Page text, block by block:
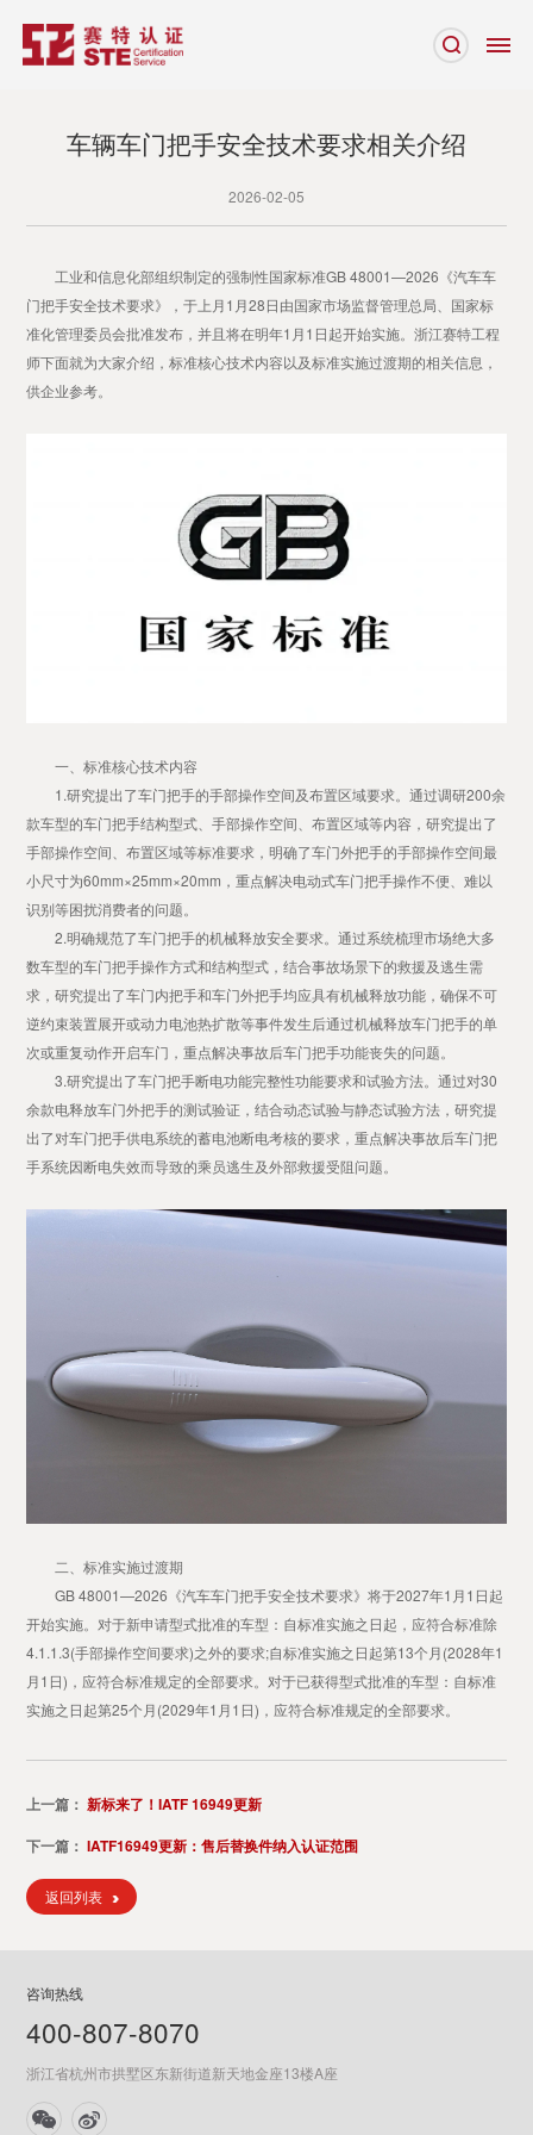
车辆车门把手安全技术要求相关介绍
2026-02-05
工业和信息化部组织制定的强制性国家标准GB 48001—2026《汽车车
门把手安全技术要求》，于上月1月28日由国家市场监督管理总局、国家标
准化管理委员会批准发布，并且将在明年1月1日起开始实施。浙江赛特工程
师下面就为大家介绍，标准核心技术内容以及标准实施过渡期的相关信息，
供企业参考。
一、标准核心技术内容
1.研究提出了车门把手的手部操作空间及布置区域要求。通过调研200余
款车型的车门把手结构型式、手部操作空间、布置区域等内容，研究提出了
手部操作空间、布置区域等标准要求，明确了车门外把手的手部操作空间最
小尺寸为60mm×25mm×20mm，重点解决电动式车门把手操作不便、难以
识别等困扰消费者的问题。
2.明确规范了车门把手的机械释放安全要求。通过系统梳理市场绝大多
数车型的车门把手操作方式和结构型式，结合事故场景下的救援及逃生需
求，研究提出了车门内把手和车门外把手均应具有机械释放功能，确保不可
逆约束装置展开或动力电池热扩散等事件发生后通过机械释放车门把手的单
次或重复动作开启车门，重点解决事故后车门把手功能丧失的问题。
3.研究提出了车门把手断电功能完整性功能要求和试验方法。通过对30
余款电释放车门外把手的测试验证，结合动态试验与静态试验方法，研究提
出了对车门把手供电系统的蓄电池断电考核的要求，重点解决事故后车门把
手系统因断电失效而导致的乘员逃生及外部救援受阻问题。
二、标准实施过渡期
GB 48001—2026《汽车车门把手安全技术要求》将于2027年1月1日起
开始实施。对于新申请型式批准的车型：自标准实施之日起，应符合标准除
4.1.1.3(手部操作空间要求)之外的要求;自标准实施之日起第13个月(2028年1
月1日)，应符合标准规定的全部要求。对于已获得型式批准的车型：自标准
实施之日起第25个月(2029年1月1日)，应符合标准规定的全部要求。
上一篇：新标来了！IATF 16949更新
下一篇：IATF16949更新：售后替换件纳入认证范围
返回列表
咨询热线
400-807-8070
浙江省杭州市拱墅区东新街道新天地金座13楼A座